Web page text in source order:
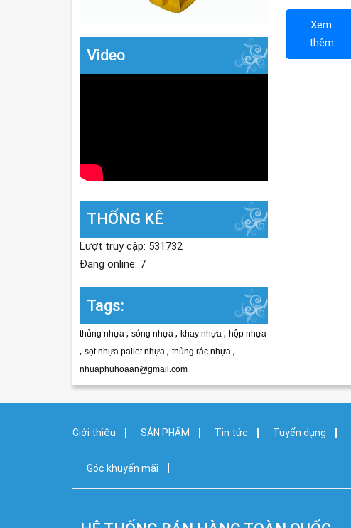
Xem
thêm
Video
THỐNG KÊ
Lượt truy cập: 531732
Đang online: 7
Tags:
thùng nhựa , sóng nhựa , khay nhựa , hộp nhựa
, sọt nhựa pallet nhựa , thùng rác nhựa ,
nhuaphuhoaan@gmail.com
Giới thiệu SẢN PHẨM Tin tức Tuyển dụng
Góc khuyến mãi